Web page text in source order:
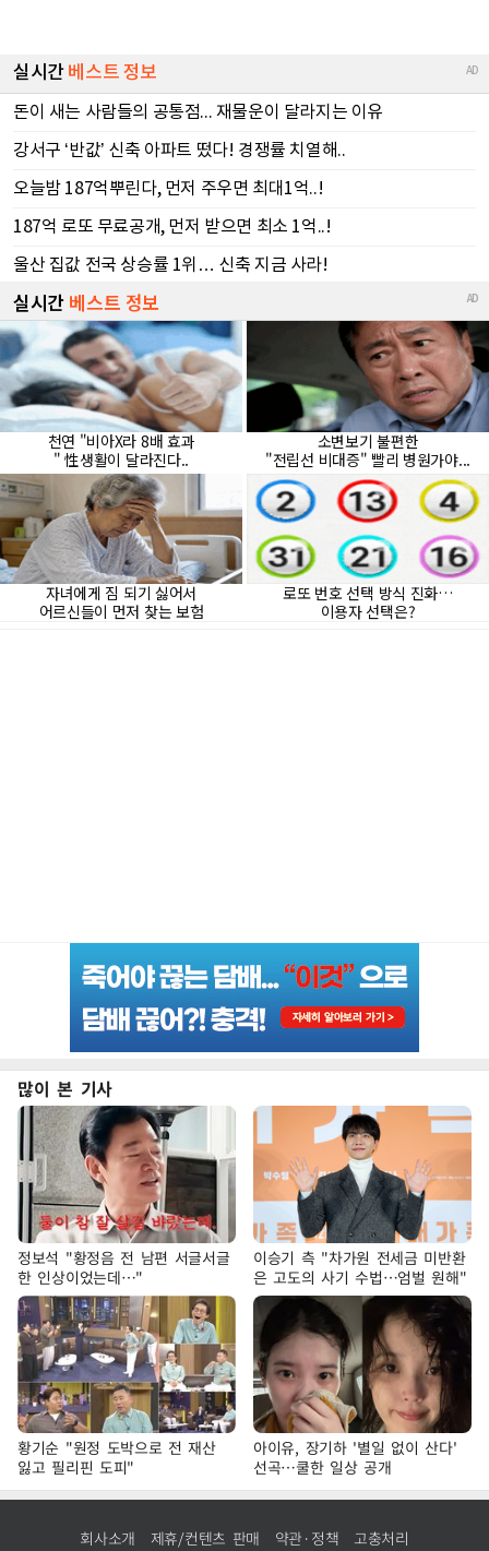
많이 본 기사
정보석 "황정음 전 남편 서글서글
한 인상이었는데…"
이승기 측 "차가원 전세금 미반환
은 고도의 사기 수법…엄벌 원해"
황기순 "원정 도박으로 전 재산
잃고 필리핀 도피"
아이유, 장기하 '별일 없이 산다'
선곡…쿨한 일상 공개
회사소개 제휴/컨텐츠 판매 약관·정책 고충처리